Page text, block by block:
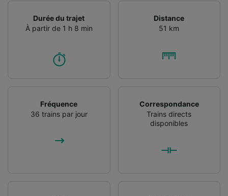
Durée du trajet
À partir de 1 h 8 min
Distance
51 km
Fréquence
36 trains par jour
Correspondance
Trains directs
disponibles
informations sur un appareil. Publicités et
contenu personnalisés, mesure de
services.
Liste de nos partenaires (fournisseurs)